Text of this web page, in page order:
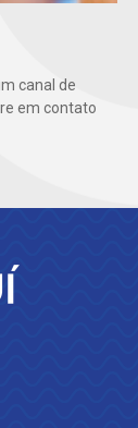
canal de
em contato